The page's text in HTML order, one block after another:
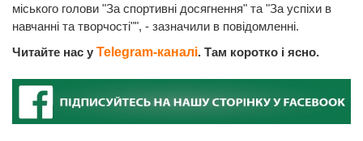
міського голови "За спортивні досягнення" та "За успіхи в
навчанні та творчості"", - зазначили в повідомленні.
Читайте нас у Telegram-каналі. Там коротко і ясно.